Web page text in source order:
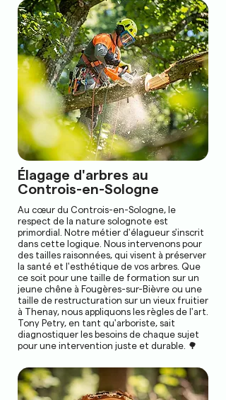
Élagage d'arbres au
Controis-en-Sologne
Au cœur du Controis-en-Sologne, le
respect de la nature solognote est
primordial. Notre métier d'élagueur s'inscrit
dans cette logique. Nous intervenons pour
des tailles raisonnées, qui visent à préserver
la santé et l'esthétique de vos arbres. Que
ce soit pour une taille de formation sur un
jeune chêne à Fougères-sur-Bièvre ou une
taille de restructuration sur un vieux fruitier
à Thenay, nous appliquons les règles de l'art.
Tony Petry, en tant qu'arboriste, sait
diagnostiquer les besoins de chaque sujet
pour une intervention juste et durable. 🌳